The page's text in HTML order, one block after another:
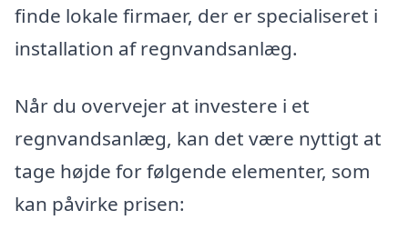
finde lokale firmaer, der er specialiseret i
installation af regnvandsanlæg.
Når du overvejer at investere i et
regnvandsanlæg, kan det være nyttigt at
tage højde for følgende elementer, som
kan påvirke prisen: